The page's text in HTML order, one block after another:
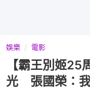
娛樂 電影
【霸王別姬
光 張國榮：